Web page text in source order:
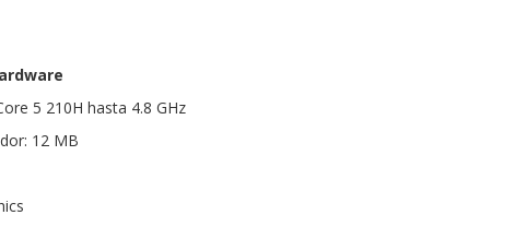
5 210H hasta 4.8 GHz
12 MB